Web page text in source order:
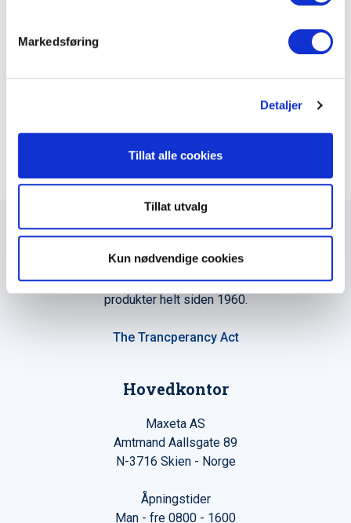
Markedsføring
Detaljer
Tillat alle cookies
Tillat utvalg
Kun nødvendige cookies
Maxeta AS har forsynt Norge med elektro-tekniske
produkter helt siden 1960.
The Trancperancy Act
Hovedkontor
Maxeta AS
Amtmand Aallsgate 89
N-3716 Skien - Norge
Åpningstider
Man - fre 0800 - 1600